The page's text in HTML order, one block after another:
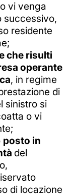
vi venga
successivo,
residente
che risulti
operante
, in regime
di
sinistro si
o vi
posto in
del
di locazione